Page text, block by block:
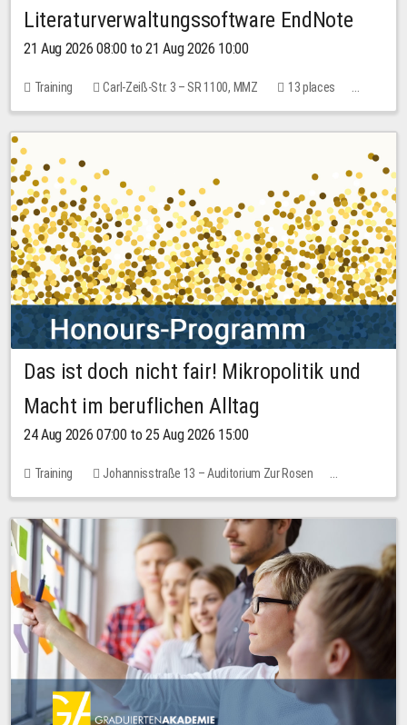
Literaturverwaltungssoftware EndNote
21 Aug 2026 08:00 to 21 Aug 2026 10:00
Training Carl-Zeiß-Str. 3 – SR 1100, MMZ
13 places
10.00 EUR
Das ist doch nicht fair! Mikropolitik und
Macht im beruflichen Alltag
24 Aug 2026 07:00 to 25 Aug 2026 15:00
Training
Johannisstraße 13 – Auditorium Zur Rosen
No free places